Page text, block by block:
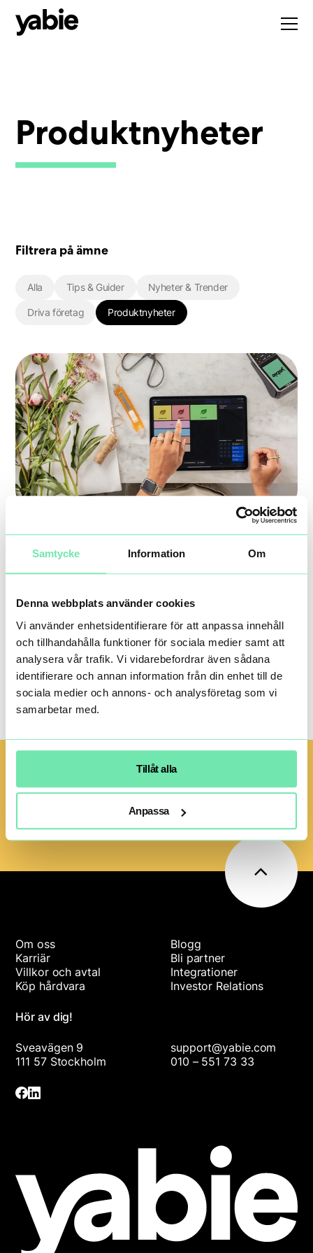
Samtycke Information Om
Denna webbplats använder cookies
Vi använder enhetsidentifierare för att anpassa innehåll
och tillhandahålla funktioner för sociala medier samt att
analysera vår trafik. Vi vidarebefordrar även sådana
identifierare och annan information från din enhet till de
sociala medier och annons- och analysföretag som vi
samarbetar med.
Tillåt alla
Anpassa
Produktnyheter
Filtrera på ämne
Alla Tips & Guider Nyheter & Trender
Driva företag Produktnyheter
Nya sätt att få dina
kunder att komma
20 nov, 2025
Produktnyheter
Om oss
Karriär
Villkor och avtal
Köp hårdvara
Blogg
Bli partner
Integrationer
Investor Relations
Hör av dig!
Sveavägen 9
111 57 Stockholm
support@yabie.com
010 – 551 73 33